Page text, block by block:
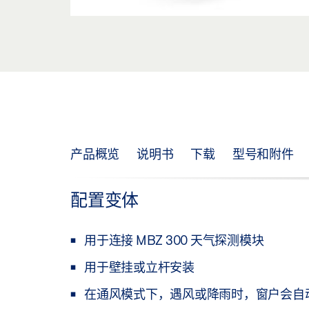
产品概览 说明书 下载 型号和附件
配置变体
用于连接 MBZ 300 天气探测模块
用于壁挂或立杆安装
在通风模式下，遇风或降雨时，窗户会自